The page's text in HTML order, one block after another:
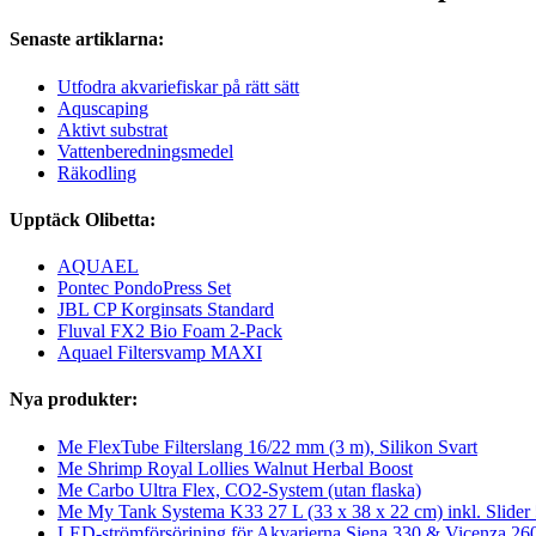
Senaste artiklarna:
Utfodra akvariefiskar på rätt sätt
Aquscaping
Aktivt substrat
Vattenberedningsmedel
Räkodling
Upptäck Olibetta:
AQUAEL
Pontec PondoPress Set
JBL CP Korginsats Standard
Fluval FX2 Bio Foam 2-Pack
Aquael Filtersvamp MAXI
Nya produkter:
Me FlexTube Filterslang 16/22 mm (3 m), Silikon Svart
Me Shrimp Royal Lollies Walnut Herbal Boost
Me Carbo Ultra Flex, CO2-System (utan flaska)
Me My Tank Systema K33 27 L (33 x 38 x 22 cm) inkl. Slider